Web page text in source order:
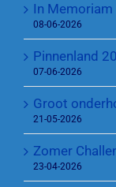
In Memoriam
08-06-2026
Pinnenland
07-06-2026
Groot
21-05-2026
Zomer
23-04-2026